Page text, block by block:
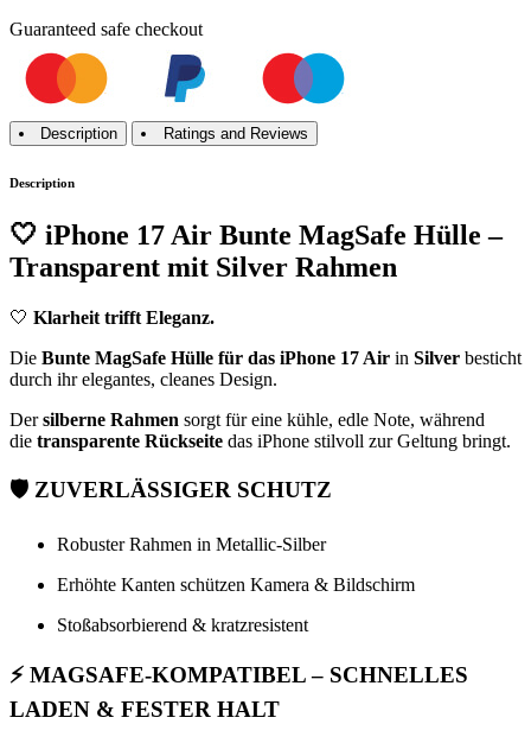
Guaranteed safe checkout
Description Ratings and Reviews
Description
🤍 iPhone 17 Air Bunte MagSafe Hülle –
Transparent mit Silver Rahmen
🤍 Klarheit trifft Eleganz.
Die Bunte MagSafe Hülle für das iPhone 17 Air in Silver besticht
durch ihr elegantes, cleanes Design.
Dersilberne Rahmen sorgt für eine kühle, edle Note, während
die transparente Rückseite das iPhone stilvoll zur Geltung bringt.
🛡️ ZUVERLÄSSIGER SCHUTZ
Robuster Rahmen in Metallic-Silber
Erhöhte Kanten schützen Kamera & Bildschirm
Stoßabsorbierend & kratzresistent
⚡ MAGSAFE-KOMPATIBEL – SCHNELLES
LADEN & FESTER HALT